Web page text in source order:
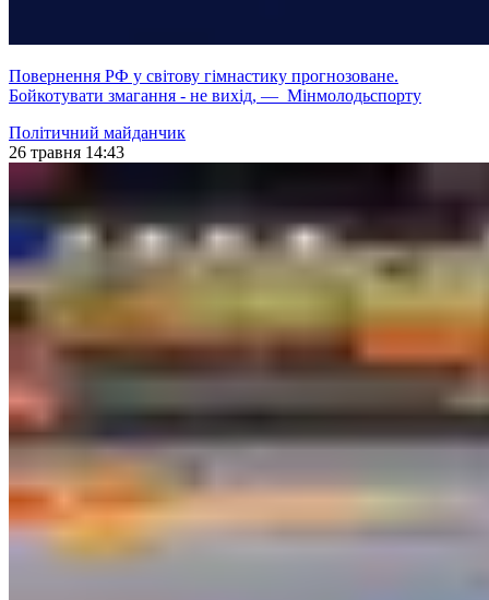
Повернення РФ у світову гімнастику прогнозоване.
Бойкотувати змагання - не вихід, — Мінмолодьспорту
Політичний майданчик
26 травня 14:43